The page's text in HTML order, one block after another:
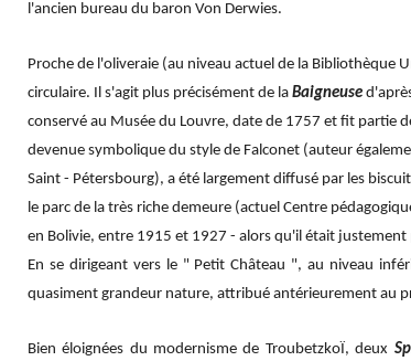
l'ancien bureau du baron Von Derwies.
Proche de l'oliveraie (au niveau actuel de la Bibliothèque
circulaire. Il s'agit plus précisément de la Baigneuse
conservé au Musée du Louvre, date de 1757 et fit partie
devenue symbolique du style de Falconet (auteur
Saint - Pétersbourg), a été largement diffusé par les
le parc de la très riche demeure (actuel Centre
en Bolivie, entre 1915 et 1927 - alors qu'il était
En se dirigeant vers le " Petit Château ", au niveau
quasiment grandeur nature, attribué antérieurement au
Bien éloignées du modernisme de TroubetzkoÏ, deux